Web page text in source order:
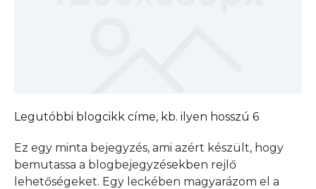
Legutóbbi blogcikk címe, kb. ilyen hosszú 6
Ez egy minta bejegyzés, ami azért készült, hogy
bemutassa a blogbejegyzésekben rejlő
lehetőségeket. Egy leckében magyarázom el a